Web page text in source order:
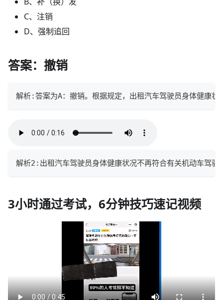
C、注销
D、强制追回
答案：撤销
解析:答案为A：撤销。根据规定，出租汽车驾驶员身体健康
解析2:出租汽车驾驶员身体健康状况不再符合有关机动车驾
3小时通过考试，6分钟技巧速记视频